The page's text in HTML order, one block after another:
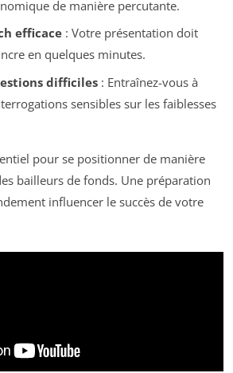
de manière percutante.
efficace: Votre présentation doit
en quelques minutes.
difficiles: Entraînez-vous à
sensibles sur les faiblesses
pour se positionner de manière
bailleurs de fonds. Une préparation
influencer le succès de votre